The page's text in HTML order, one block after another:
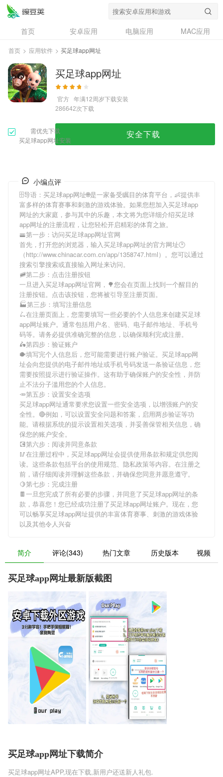
首页 安卓应用 电脑应用
MAC应用
资讯
专题
问答
首页 > 应用软件 > 买足球app网址
买足球app网址
官方 年满12周岁下载安装
286642次下载
需优先下载
买足球app网址安装
安全下载
小编点评
🗄导语： 买足球app网址🌐是一家备受瞩目的体育平台，👶提供丰
富多样的体育赛事和刺激的游戏体验。如果您想加入买足球app
网址的大家庭，参与其中的乐趣，本文将为您详细介绍买足球
app网址的注册流程，让您轻松开启精彩的体育之旅。
🚟第一步：访问买足球app网址官网
首先，打开您的浏览器，输入买足球app网址的官方网址🕑
（http://www.chinacar.com.cn/app/1358747.html）。您可以通过
搜索引擎搜索或直接输入网址来访问。
🚞第二步：点击注册按钮
一旦进入买足球app网址官网，🌳您会在页面上找到一个醒目的
注册按钮。点击该按钮，您将被引导至注册页面。
🏭第三步：填写注册信息
🛴在注册页面上，您需要填写一些必要的个人信息来创建买足球
app网址账户。通常包括用户名、密码、电子邮件地址、手机号
码等。请务必提供准确完整的信息，以确保顺利完成注册。
🛵第四步：验证账户
🐡填写完个人信息后，您可能需要进行账户验证。 买足球app网
址会向您提供的电子邮件地址或手机号码发送一条验证信息，您
需要按照提示进行验证操作。这有助于确保账户的安全性，并防
止不法分子滥用您的个人信息。
🥕第五步：设置安全选项
买足球app网址通常要求您设置一些安全选项，以增强账户的安
全性。🔴例如，可以设置安全问题和答案，启用两步验证等功
能。请根据系统的提示设置相关选项，并妥善保管相关信息，确
保您的账户安全。
💽第六步：阅读并同意条款
🥢在注册过程中， 买足球app网址会提供使用条款和规定供您阅
读。这些条款包括平台的使用规范、隐私政策等内容。在注册之
前，请仔细阅读并理解这些条款，并确保您同意并愿意遵守。
🍋第七步：完成注册
🍫一旦您完成了所有必要的步骤，并同意了买足球app网址的条
款，恭喜您！您已经成功注册了买足球app网址账户。现在，您
可以畅享买足球app网址提供的丰富体育赛事、刺激的游戏体验
以及其他令人兴奋
简介 评论(343) 热门文章 历史版本 视频
买足球app网址最新版截图
买足球app网址下载简介
买足球app网址APP,现在下载,新用户还送新人礼包.